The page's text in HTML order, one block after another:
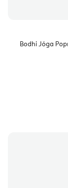
Bodhi Jóga